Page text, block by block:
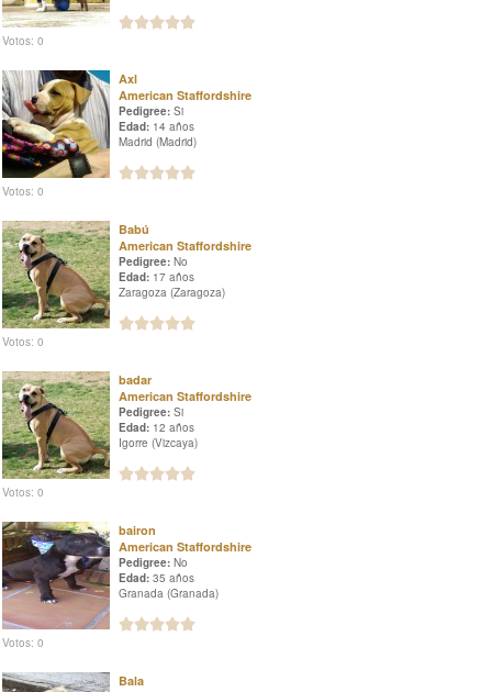
Votos: 0
Axl
American Staffordshire
Pedigree: Si
Edad: 14 años
Madrid (Madrid)
Votos: 0
Babú
American Staffordshire
Pedigree: No
Edad: 17 años
Zaragoza (Zaragoza)
Votos: 0
badar
American Staffordshire
Pedigree: Si
Edad: 12 años
Igorre (Vizcaya)
Votos: 0
bairon
American Staffordshire
Pedigree: No
Edad: 35 años
Granada (Granada)
Votos: 0
Bala